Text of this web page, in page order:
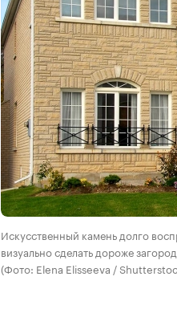
Искусственный камень долго
визуально сделать дороже
(Фото: Elena Elisseeva /